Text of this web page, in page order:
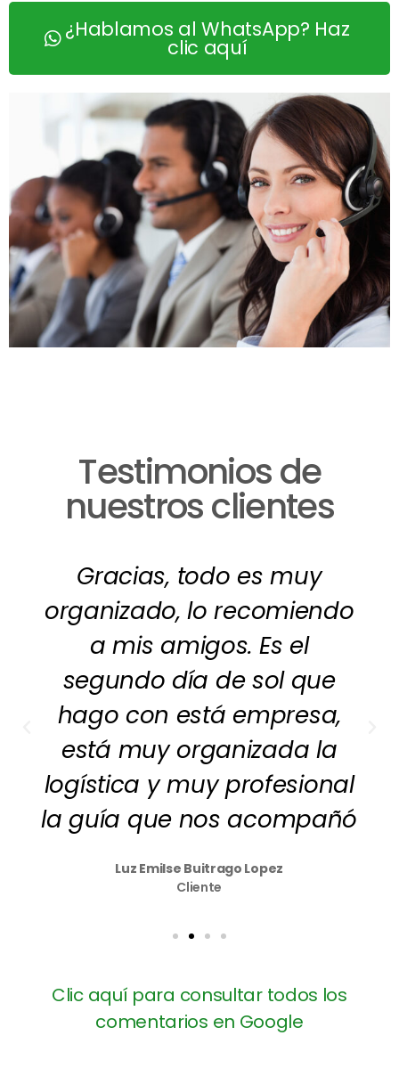
¿Hablamos al WhatsApp? Haz
clic aquí
Testimonios de
nuestros clientes
Gracias, todo es muy
organizado, lo recomiendo
a mis amigos. Es el
segundo día de sol que
hago con está empresa,
está muy organizada la
logística y muy profesional
la guía que nos acompañó
Luz Emilse Buitrago Lopez
Cliente
Clic aquí para consultar todos los
comentarios en Google